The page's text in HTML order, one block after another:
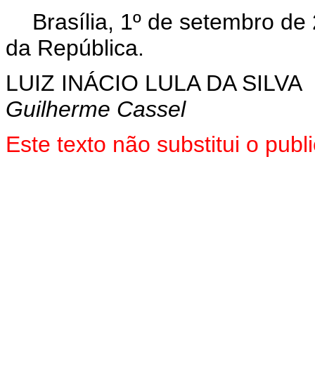
Brasília, 1º de setembro de
da República.
LUIZ INÁCIO LULA DA SILVA
Guilherme Cassel
Este texto não substitui o